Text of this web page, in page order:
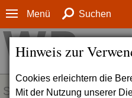
Hinweis zur
Cookies erleichtern die
Mit der Nutzung unserer
Menü Suchen
SERVICE